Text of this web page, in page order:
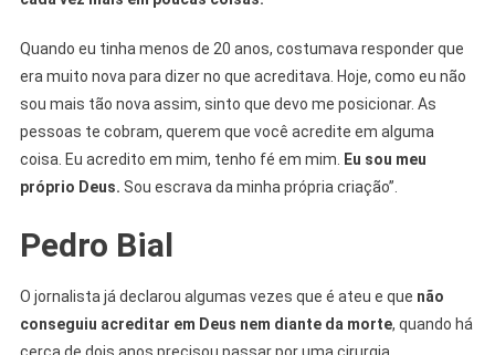
Quando eu tinha menos de 20 anos, costumava responder que
era muito nova para dizer no que acreditava. Hoje, como eu não
sou mais tão nova assim, sinto que devo me posicionar. As
pessoas te cobram, querem que você acredite em alguma
coisa. Eu acredito em mim, tenho fé em mim. Eu sou meu
próprio Deus. Sou escrava da minha própria criação”.
Pedro Bial
O jornalista já declarou algumas vezes que é ateu e que não
conseguiu acreditar em Deus nem diante da morte, quando há